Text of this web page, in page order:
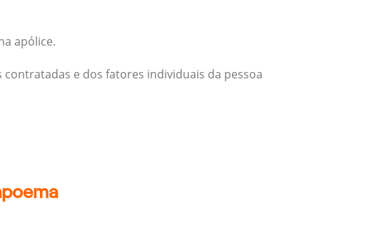
apólice.
e dos fatores individuais da pessoa